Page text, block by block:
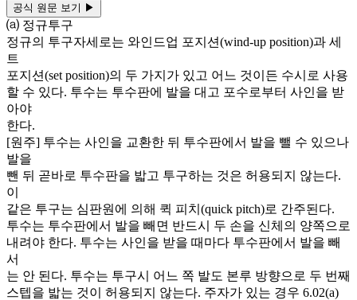
공식 원문 보기 ▶
⒜ 정규투구
정규의 투구자세로는 와인드업 포지션(wind-up position)과 세
트
포지션(set position)의 두 가지가 있고 어느 것이든 수시로 사용
할 수 있다. 투수는 투수판에 발을 대고 포수로부터 사인을 받
아야
한다.
[원주] 투수는 사인을 교환한 뒤 투수판에서 발을 뺄 수 있으나
발을
뺀 뒤 곧바로 투수판을 밟고 투구하는 것은 허용되지 않는다.
이
같은 투구는 심판원에 의해 퀵 피치(quick pitch)로 간주된다.
투수는 투수판에서 발을 빼면 반드시 두 손을 신체의 양쪽으로
내려야 한다. 투수는 사인을 받을 때마다 투수판에서 발을 빼
서
는 안 된다. 투수는 투구시 어느 쪽 발도 본루 방향으로 두 번째
스텝을 밟는 것이 허용되지 않는다. 주자가 있는 경우 6.02(a)